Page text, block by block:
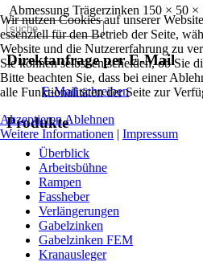
Abmessung Trägerzinken 150 × 50 ×
Direktanfrage per E-Mail
E-Mail schreiben
Produkte
Überblick
Arbeitsbühne
Rampen
Fassheber
Verlängerungen
Gabelzinken
Gabelzinken FEM
Kranausleger
Wir nutzen Cookies auf unserer
essenziell für den Betrieb der Seite,
Website und die Nutzererfahrung zu
Sie können selbst entscheiden, ob Sie
Bitte beachten Sie, dass bei einer
alle Funktionalitäten der Seite zur
AkzeptierenAblehnen
Weitere Informationen | Impressum